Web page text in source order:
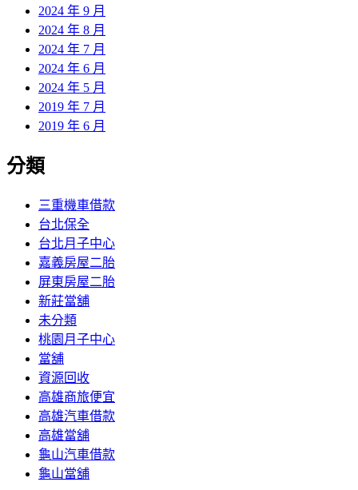
2024 年 9 月
2024 年 8 月
2024 年 7 月
2024 年 6 月
2024 年 5 月
2019 年 7 月
2019 年 6 月
分類
三重機車借款
台北保全
台北月子中心
嘉義房屋二胎
屏東房屋二胎
新莊當舖
未分類
桃園月子中心
當舖
資源回收
高雄商旅便宜
高雄汽車借款
高雄當舖
龜山汽車借款
龜山當舖